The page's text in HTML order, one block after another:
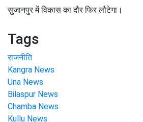
सुजानपुर में विकास का दौर फिर लौटेगा।
Tags
राजनीति
Kangra News
Una News
Bilaspur News
Chamba News
Kullu News